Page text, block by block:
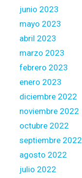
junio 2023
mayo 2023
abril 2023
marzo 2023
febrero 2023
enero 2023
diciembre 2022
noviembre 2022
octubre 2022
septiembre 2022
agosto 2022
julio 2022